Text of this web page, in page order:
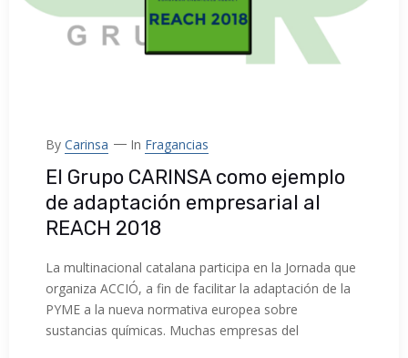
By Carinsa In Fragancias
El Grupo CARINSA como ejemplo
de adaptación empresarial al
REACH 2018
La multinacional catalana participa en la Jornada que
organiza ACCIÓ, a fin de facilitar la adaptación de la
PYME a la nueva normativa europea sobre
sustancias químicas. Muchas empresas del